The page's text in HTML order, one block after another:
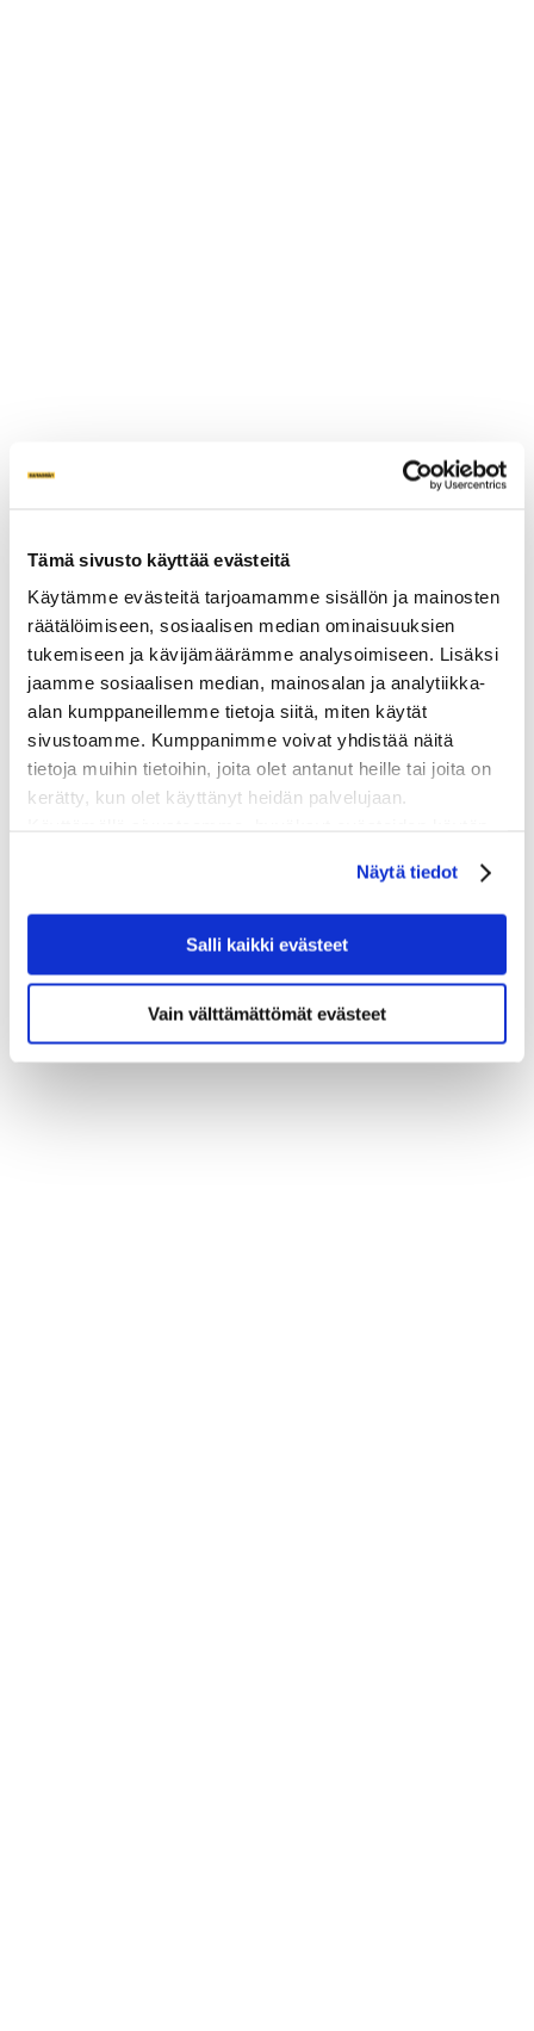
Tämä sivusto käyttää evästeitä
Käytämme evästeitä tarjoamamme sisällön ja mainosten
räätälöimiseen, sosiaalisen median ominaisuuksien
tukemiseen ja kävijämäärämme analysoimiseen. Lisäksi
jaamme sosiaalisen median, mainosalan ja analytiikka-
alan kumppaneillemme tietoja siitä, miten käytät
sivustoamme. Kumppanimme voivat yhdistää näitä
tietoja muihin tietoihin, joita olet antanut heille tai joita on
kerätty, kun olet käyttänyt heidän palvelujaan.
Näytä tiedot
Salli kaikki evästeet
Vain välttämättömät evästeet